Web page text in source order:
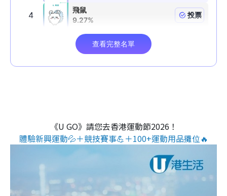
《U GO》請您去香港運動節2026！
體驗新興運動💦＋競技賽事💪＋100+運動用品攤位🔥